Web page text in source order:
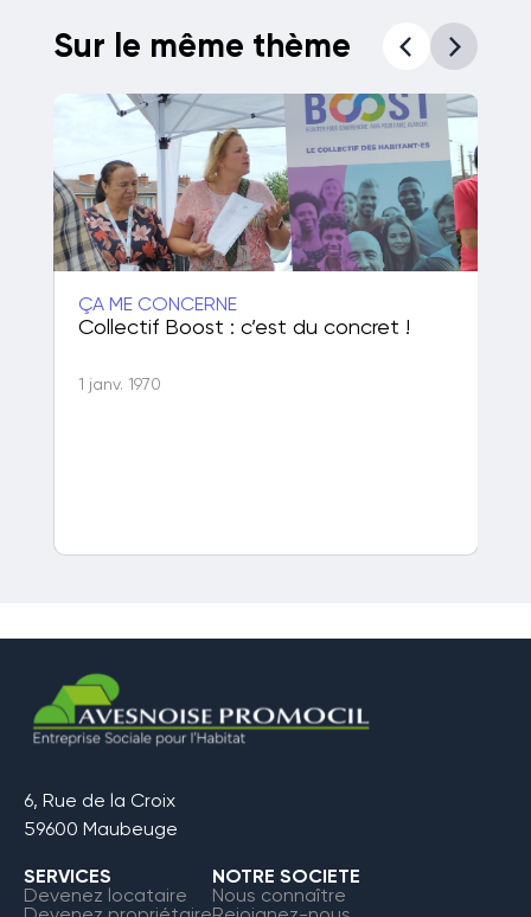
Sur le même thème
ÇA ME CONCERNE
Collectif Boost : c’est du concret !
1 janv. 1970
6, Rue de la Croix
59600 Maubeuge
SERVICES
Devenez locataire
NOTRE SOCIETE
Nous connaître